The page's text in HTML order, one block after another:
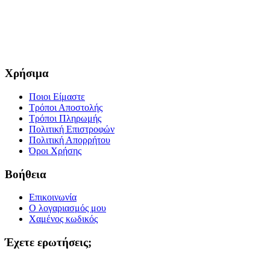
Χρήσιμα
Ποιοι Είμαστε
Τρόποι Αποστολής
Τρόποι Πληρωμής
Πολιτική Επιστροφών
Πολιτική Απορρήτου
Όροι Χρήσης
Βοήθεια
Επικοινωνία
Ο λογαριασμός μου
Χαμένος κωδικός
Έχετε ερωτήσεις;